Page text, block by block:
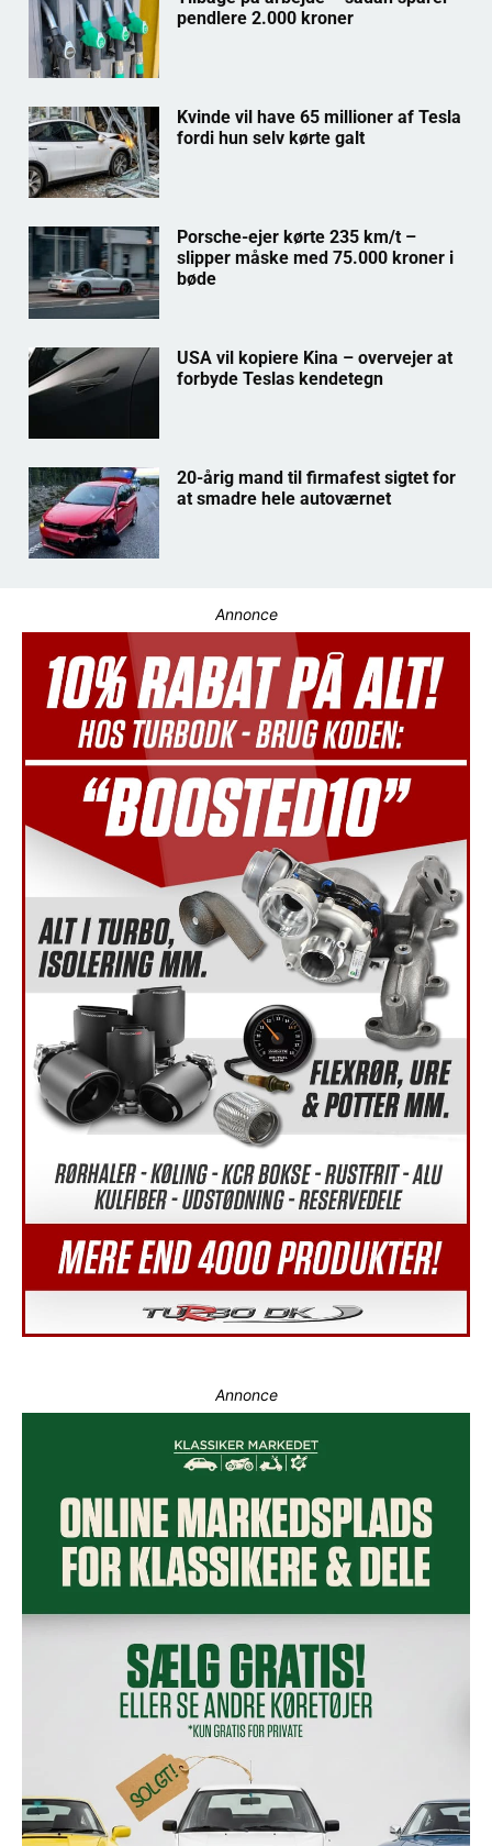
pendlere 2.000 kroner
Kvinde vil have 65 millioner af Tesla
fordi hun selv kørte galt
Porsche-ejer kørte 235 km/t –
slipper måske med 75.000 kroner i
bøde
USA vil kopiere Kina – overvejer at
forbyde Teslas kendetegn
20-årig mand til firmafest sigtet for
at smadre hele autoværnet
Annonce
Annonce